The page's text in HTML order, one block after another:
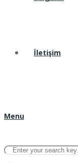
İletişim
Menu